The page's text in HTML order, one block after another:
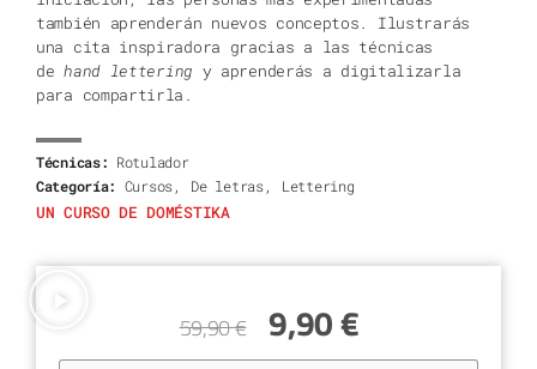
también aprenderán nuevos conceptos. Ilustrarás
una cita inspiradora gracias a las técnicas
dehand lettering y aprenderás a digitalizarla
para compartirla.
Técnicas: Rotulador
Categoría: Cursos, De letras, Lettering
UN CURSO DE DOMÉSTIKA
59,90€ 9,90€